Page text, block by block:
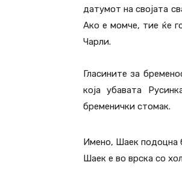
датумот на својата
Ако е момче, тие ќе
Чарли.
Гласините за
која убавата
бременички стомак.
Имено, Шаек подоцна
Шаек е во врска со